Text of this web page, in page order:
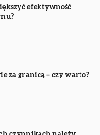
efektywność
za granicą – czy warto?